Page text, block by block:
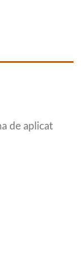
de aplicat